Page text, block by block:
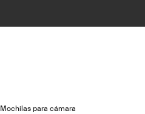
Mochilas para cámara